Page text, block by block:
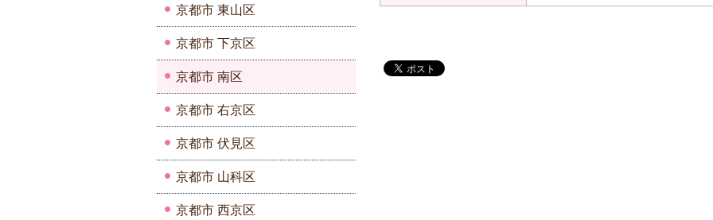
京都市 東山区
京都市 下京区
京都市 南区
京都市 右京区
京都市 伏見区
京都市 山科区
京都市 西京区